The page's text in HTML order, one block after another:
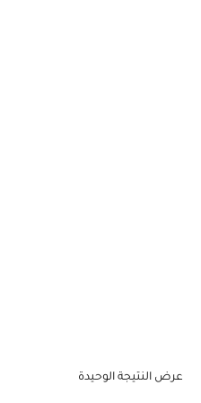
عرض النتيجة الوحيدة